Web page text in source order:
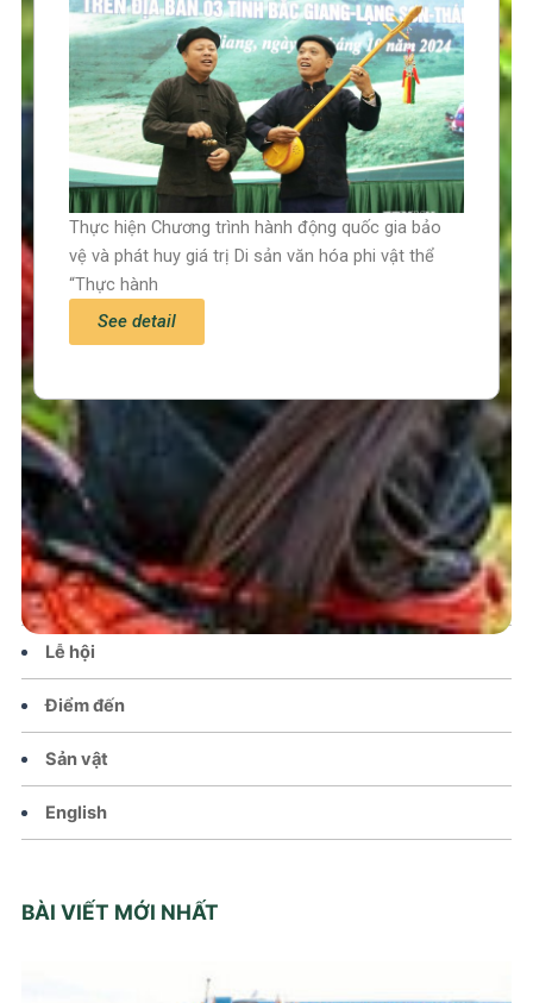
Trang chủ
Tin tức – Sự kiện
Chính sách
Văn hoá – Đời sống
Lễ hội
Điểm đến
Sản vật
English
BÀI VIẾT MỚI NHẤT
Thực hiện Chương trình hành động quốc gia bảo
vệ và phát huy giá trị Di sản văn hóa phi vật thể
“Thực hành
See detail